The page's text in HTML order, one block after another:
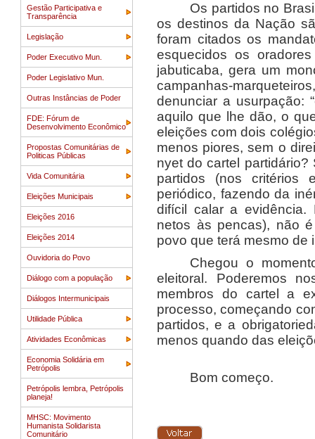
Gestão Participativa e
Transparência
Legislação
Poder Executivo Mun.
Poder Legislativo Mun.
Outras Instâncias de Poder
FDE: Fórum de
Desenvolvimento Econômico
Propostas Comunitárias de
Politicas Públicas
Vida Comunitária
Eleições Municipais
Eleições 2016
Eleições 2014
Ouvidoria do Povo
Diálogo com a população
Diálogos Intermunicipais
Utilidade Pública
Atividades Econômicas
Economia Solidária em
Petrópolis
Petrópolis lembra, Petrópolis
planeja!
MHSC: Movimento
Humanista Solidarista
Comunitário
Os partidos no
os destinos da Nação
foram citados os
esquecidos os
jabuticaba, gera um
campanhas-
denunciar a usurpação: “
aquilo que lhe dão, o
eleições com dois
menos piores, sem o
nyet do cartel
partidos (nos critérios
periódico, fazendo da
difícil calar a evidência.
netos às pencas), não
povo que terá mesmo de
Chegou o
eleitoral. Poderemos
membros do cartel a
processo, começando
partidos, e a
menos quando das
Bom começo.